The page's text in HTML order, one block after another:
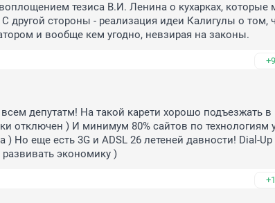
тезиса В.И. Ленина о кухарках, которые
С другой стороны - реализация идеи Калигулы о том,
и вообще кем угодно, невзирая на законы.
+9
депутатм! На такой карети хорошо подъезжать в
отключен ) И минимум 80% сайтов по технологиям
) Но еще есть 3G и ADSL 26 летеней давности! Dial-Up
экономику )
+1